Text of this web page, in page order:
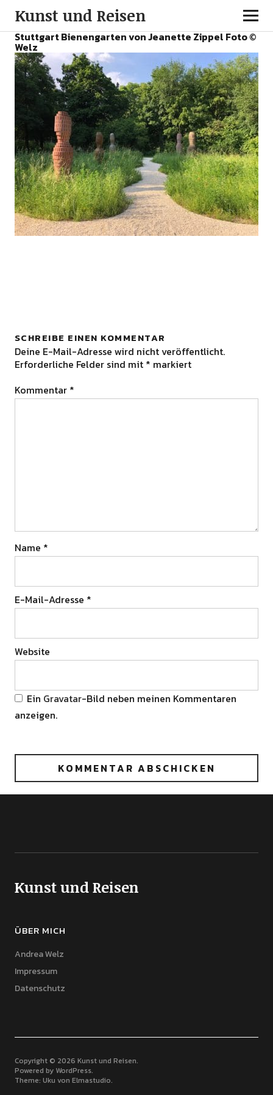
Kunst und Reisen
Stuttgart Bienengarten von Jeanette Zippel Foto ©
Welz
SCHREIBE EINEN KOMMENTAR
Deine E-Mail-Adresse wird nicht veröffentlicht.
Erforderliche Felder sind mit * markiert
Kommentar *
Name *
E-Mail-Adresse *
Website
Ein Gravatar-Bild neben meinen Kommentaren
anzeigen.
Kunst und Reisen
ÜBER MICH
Andrea Welz
Impressum
Datenschutz
Copyright © 2026 Kunst und Reisen
Powered by WordPress
Theme: Uku von Elmastudio